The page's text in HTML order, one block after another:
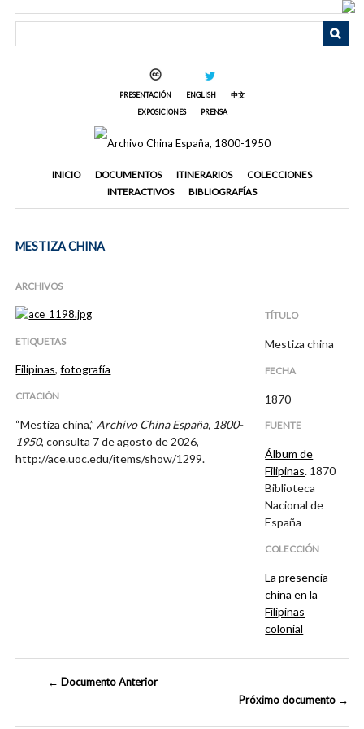
PRESENTACIÓN ENGLISH
中文
EXPOSICIONES
PRENSA
INICIO DOCUMENTOS ITINERARIOS
COLECCIONES
INTERACTIVOS
BIBLIOGRAFÍAS
MESTIZA CHINA
ARCHIVOS
ETIQUETAS
Filipinas,fotografía
CITACIÓN
“Mestiza china,” Archivo China España, 1800-
1950, consulta 7 de agosto de 2026,
http://ace.uoc.edu/items/show/1299.
TÍTULO
Mestiza china
FECHA
1870
FUENTE
Álbum de
Filipinas. 1870
Biblioteca
Nacional de
España
COLECCIÓN
La presencia
china en la
Filipinas
colonial
← Documento Anterior
Próximo documento →